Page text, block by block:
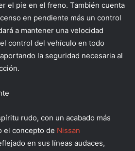
el pie en el freno. También cuenta
en pendiente más un control
a mantener una velocidad
control del vehículo en todo
la seguridad necesaria al
rudo, con un acabado más
el concepto de Nissan
en sus líneas audaces,